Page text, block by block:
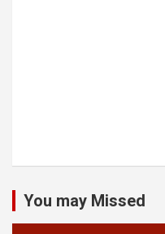
You may Missed